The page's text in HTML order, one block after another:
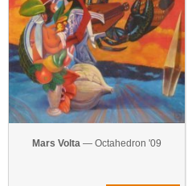
Mars Volta — Octahedron '09